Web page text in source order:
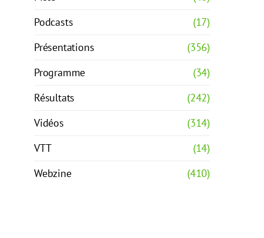
Podcasts
(17)
Présentations
(356)
Programme
(34)
Résultats
(242)
Vidéos
(314)
VTT
(14)
Webzine
(410)